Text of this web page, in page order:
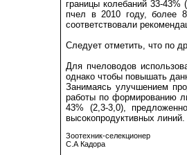
границы колебаний 33-43%
пчел в 2010 году, более
соответствовали
Следует отметить, что по
Для пчеловодов
однако чтобы повышать
Занимаясь улучшением
работы по формированию
43% (2,3-3,0),
высокопродуктивных линий.
Зоотехник-селекционер
С.А Кадора